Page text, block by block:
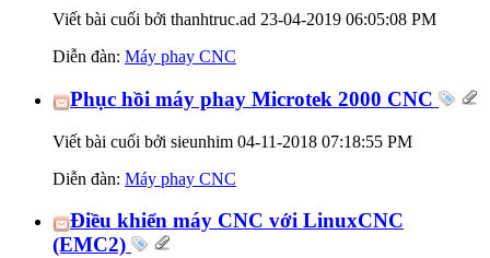
Viết bài cuối bởi thanhtruc.ad 23-04-2019 06:05:08 PM
Diễn đàn: Máy phay CNC
Phục hồi máy phay Microtek 2000 CNC
Viết bài cuối bởi sieunhim 04-11-2018 07:18:55 PM
Diễn đàn: Máy phay CNC
Điều khiển máy CNC với LinuxCNC
(EMC2)